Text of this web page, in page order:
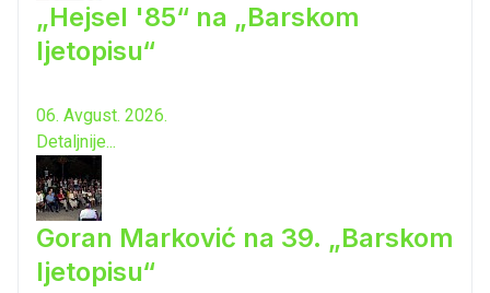
„Hejsel '85“ na „Barskom
ljetopisu“
06. Avgust. 2026.
Detaljnije...
Goran Marković na 39. „Barskom
ljetopisu“